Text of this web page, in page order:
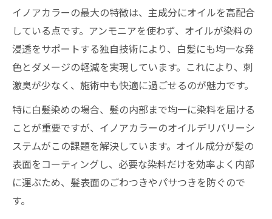
イノアカラーの最大の特徴は、主成分にオイルを高配合
している点です。アンモニアを使わず、オイルが染料の
浸透をサポートする独自技術により、白髪にも均一な発
色とダメージの軽減を実現しています。これにより、刺
激臭が少なく、施術中も快適に過ごせるのが魅力です。
特に白髪染めの場合、髪の内部まで均一に染料を届ける
ことが重要ですが、イノアカラーのオイルデリバリーシ
ステムがこの課題を解決しています。オイル成分が髪の
表面をコーティングし、必要な染料だけを効率よく内部
に運ぶため、髪表面のごわつきやパサつきを防ぐので
す。